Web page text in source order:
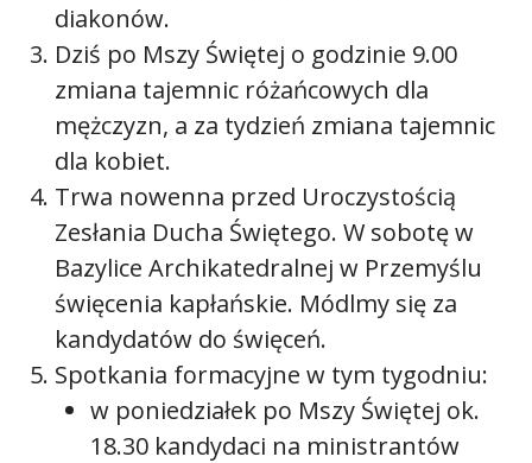
diakonów.
Dziś po Mszy Świętej o godzinie 9.00
zmiana tajemnic różańcowych dla
mężczyzn, a za tydzień zmiana tajemnic
dla kobiet.
Trwa nowenna przed Uroczystością
Zesłania Ducha Świętego. W sobotę w
Bazylice Archikatedralnej w Przemyślu
święcenia kapłańskie. Módlmy się za
kandydatów do święceń.
Spotkania formacyjne w tym tygodniu:
w poniedziałek po Mszy Świętej ok.
18.30 kandydaci na ministrantów